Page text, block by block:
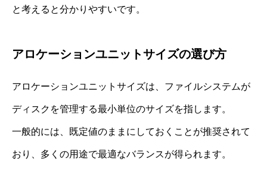
と考えると分かりやすいです。
アロケーションユニットサイズの選び方
アロケーションユニットサイズは、ファイルシステムが
ディスクを管理する最小単位のサイズを指します。
一般的には、既定値のままにしておくことが推奨されて
おり、多くの用途で最適なバランスが得られます。